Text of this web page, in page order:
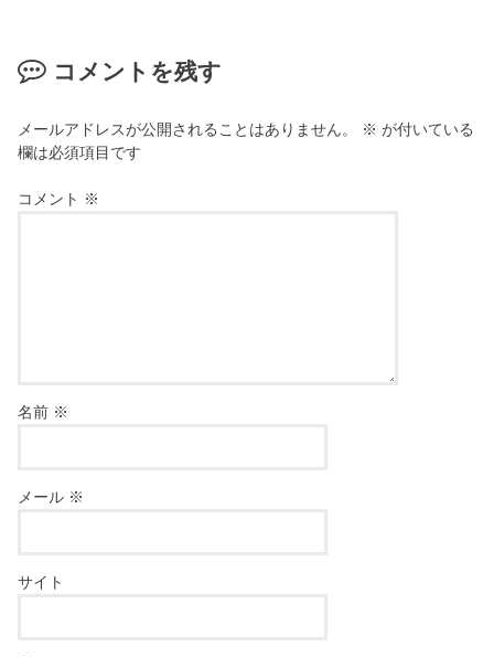
コメントを残す
メールアドレスが公開されることはありません。 ※ が付いている
欄は必須項目です
コメント ※
名前 ※
メール ※
サイト